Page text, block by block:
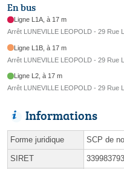
En bus
Ligne L1A, à 17 m
Arrêt LUNEVILLE LEOPOLD - 29 Rue
Ligne L1B, à 17 m
Arrêt LUNEVILLE LEOPOLD - 29 Rue
Ligne L2, à 17 m
Arrêt LUNEVILLE LEOPOLD - 29 Rue
Informations
Forme juridique SCP de
SIRET